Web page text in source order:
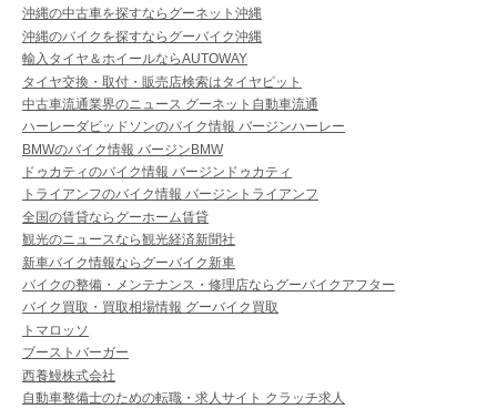
沖縄の中古車を探すならグーネット沖縄
沖縄のバイクを探すならグーバイク沖縄
輸入タイヤ＆ホイールならAUTOWAY
タイヤ交換・取付・販売店検索はタイヤピット
中古車流通業界のニュース グーネット自動車流通
ハーレーダビッドソンのバイク情報 バージンハーレー
BMWのバイク情報 バージンBMW
ドゥカティのバイク情報 バージンドゥカティ
トライアンフのバイク情報 バージントライアンフ
全国の賃貸ならグーホーム賃貸
観光のニュースなら観光経済新聞社
新車バイク情報ならグーバイク新車
バイクの整備・メンテナンス・修理店ならグーバイクアフター
バイク買取・買取相場情報 グーバイク買取
トマロッソ
ブーストバーガー
西養鰻株式会社
自動車整備士のための転職・求人サイト クラッチ求人